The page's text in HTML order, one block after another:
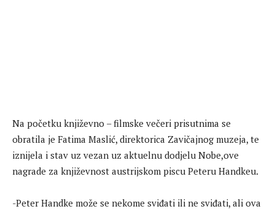
Na početku književno – filmske večeri prisutnima se
obratila je Fatima Maslić, direktorica Zavičajnog muzeja, te
iznijela i stav uz vezan uz aktuelnu dodjelu Nobe,ove
nagrade za književnost austrijskom piscu Peteru Handkeu.
-Peter Handke može se nekome sviđati ili ne sviđati, ali ova